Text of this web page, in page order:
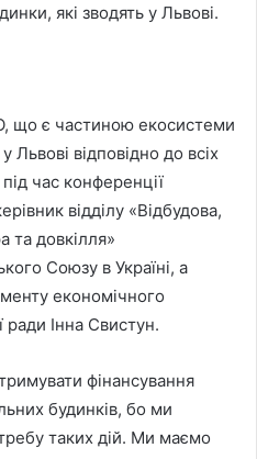
які зводять у Львові.
що є частиною екосистеми
Львові відповідно до всіх
час конференції
відділу «Відбудова,
та довкілля»
Союзу в Україні, а
економічного
ради Інна Свистун.
фінансування
будинків, бо ми
таких дій. Ми маємо